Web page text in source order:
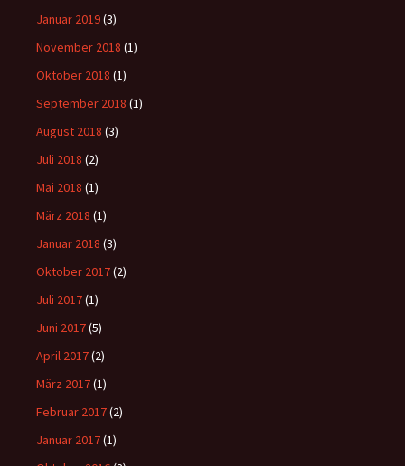
Januar 2019(3)
November 2018 (1)
Oktober 2018 (1)
September 2018 (1)
August 2018 (3)
Juli 2018 (2)
Mai 2018 (1)
März 2018 (1)
Januar 2018 (3)
Oktober 2017(2)
Juli 2017(1)
Juni 2017(5)
April 2017(2)
März 2017(1)
Februar 2017(2)
Januar 2017(1)